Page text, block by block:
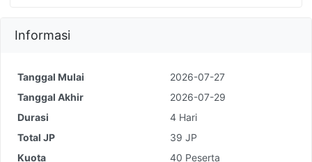
Informasi
Tanggal Mulai
2026-07-27
Tanggal Akhir
2026-07-29
Durasi
4 Hari
Total JP
39 JP
Kuota
40 Peserta